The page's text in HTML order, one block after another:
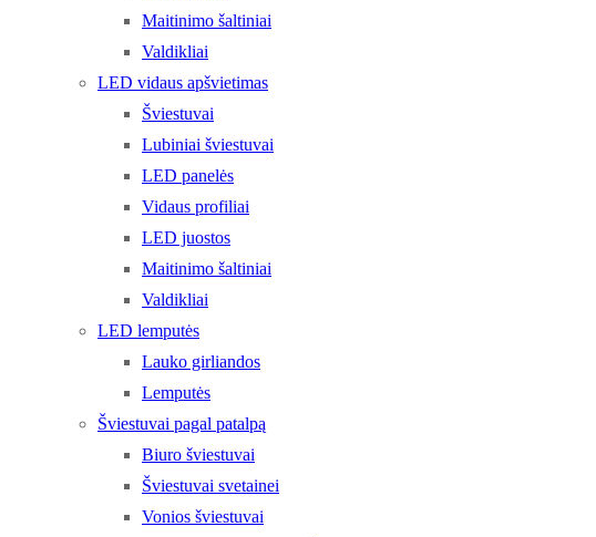
Maitinimo šaltiniai
Valdikliai
LED vidaus apšvietimas
Šviestuvai
Lubiniai šviestuvai
LED panelės
Vidaus profiliai
LED juostos
Maitinimo šaltiniai
Valdikliai
LED lemputės
Lauko girliandos
Lemputės
Šviestuvai pagal patalpą
Biuro šviestuvai
Šviestuvai svetainei
Vonios šviestuvai